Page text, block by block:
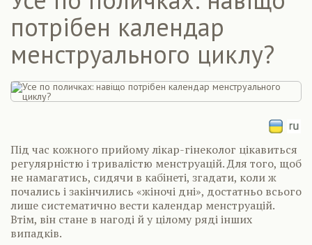
потрібен календар
менструального циклу?
Під час кожного прийому лікар-гінеколог цікавиться
регулярністю і тривалістю менструацій. Для того, щоб
не намагатись, сидячи в кабінеті, згадати, коли ж
почались і закінчились «жіночі дні», достатньо всього
лише систематично вести календар менструацій.
Втім, він стане в нагоді й у цілому ряді інших
випадків.